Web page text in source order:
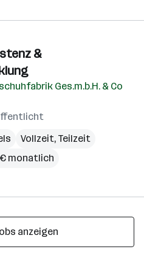
&
Ges.m.b.H. & Co
Vollzeit, Teilzeit
€ monatlich
anzeigen